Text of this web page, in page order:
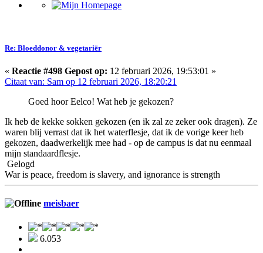
Re: Bloeddonor & vegetariër
« Reactie #498 Gepost op: 12 februari 2026, 19:53:01 »
Citaat van: Sam op 12 februari 2026, 18:20:21
Goed hoor Eelco! Wat heb je gekozen?
Ik heb de kekke sokken gekozen (en ik zal ze zeker ook dragen). Ze
waren blij verrast dat ik het waterflesje, dat ik de vorige keer heb
gekozen, daadwerkelijk mee had - op de campus is dat nu eenmaal
mijn standaardflesje.
Gelogd
War is peace, freedom is slavery, and ignorance is strength
meisbaer
6.053